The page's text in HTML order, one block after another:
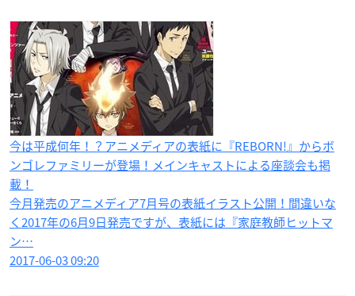
今は平成何年！？アニメディアの表紙に『REBORN!』からボ
ンゴレファミリーが登場！メインキャストによる座談会も掲
載！
今月発売のアニメディア7月号の表紙イラスト公開！間違いな
く2017年の6月9日発売ですが、表紙には『家庭教師ヒットマ
ン…
2017-06-03 09:20